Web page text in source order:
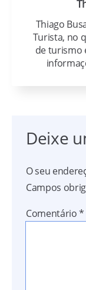
Thiago
Turista, no
de turismo
Deixe
O seu
Campos
Comentário*